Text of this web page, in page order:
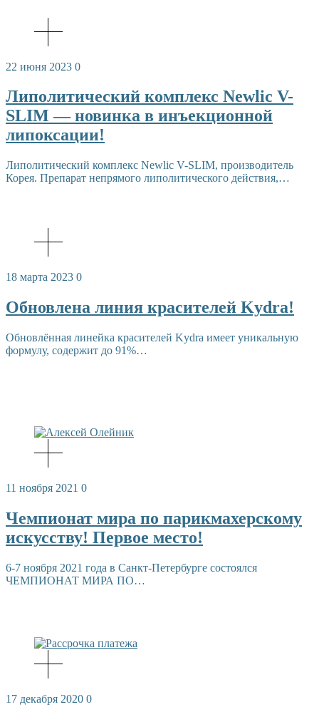
22 июня 2023 0
Липолитический комплекс Newlic V-
SLIM — новинка в инъекционной
липоксации!
Липолитический комплекс Newlic V-SLIM, производитель
Корея. Препарат непрямого липолитического действия,…
18 марта 2023 0
Обновлена линия красителей Kydra!
Обновлённая линейка красителей Kydra имеет уникальную
формулу, содержит до 91%…
11 ноября 2021 0
Чемпионат мира по парикмахерскому
искусству! Первое место!
6-7 ноября 2021 года в Санкт-Петербурге состоялся
ЧЕМПИОНАТ МИРА ПО…
17 декабря 2020 0